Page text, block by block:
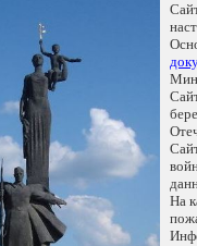
На